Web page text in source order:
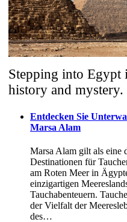
Stepping into Egypt
history and mystery.
Entdecken Sie
Marsa Alam
Marsa Alam gilt als eine
Destinationen für
am Roten Meer in
einzigartigen
Tauchabenteuern.
der Vielfalt der
des…